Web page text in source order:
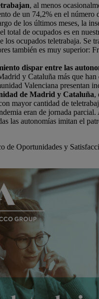
, al menos
de un 74,2% en el
de los últimos meses, la
total de ocupados es en
los ocupados teletrabaja.
también es muy
dispar entre las
y Cataluña más que
Valenciana presentan
de Madrid y Cataluña,
mayor cantidad de
eran de jornada
las autonomías imitan el
Oportunidades y